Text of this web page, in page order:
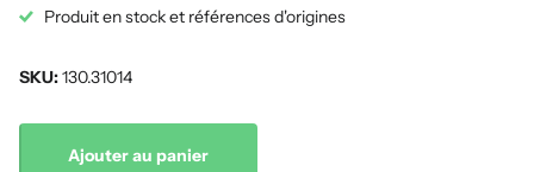
Produit en stock et références d'origines
SKU:130.31014
Ajouter au panier